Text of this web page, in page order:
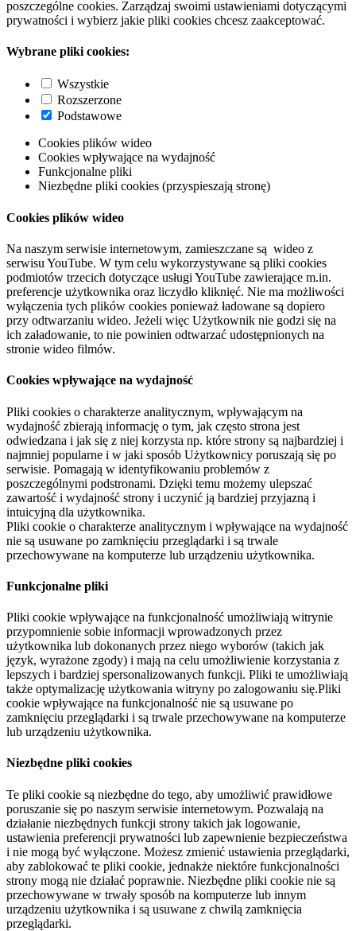
poszczególne cookies. Zarządzaj swoimi ustawieniami dotyczącymi
prywatności i wybierz jakie pliki cookies chcesz zaakceptować.
Wybrane pliki cookies:
Wszystkie
Rozszerzone
Podstawowe
Cookies plików wideo
Cookies wpływające na wydajność
Funkcjonalne pliki
Niezbędne pliki cookies (przyspieszają stronę)
Cookies plików wideo
Na naszym serwisie internetowym, zamieszczane są wideo z
serwisu YouTube. W tym celu wykorzystywane są pliki cookies
podmiotów trzecich dotyczące usługi YouTube zawierające m.in.
preferencje użytkownika oraz liczydło kliknięć. Nie ma możliwości
wyłączenia tych plików cookies ponieważ ładowane są dopiero
przy odtwarzaniu wideo. Jeżeli więc Użytkownik nie godzi się na
ich załadowanie, to nie powinien odtwarzać udostępnionych na
stronie wideo filmów.
Cookies wpływające na wydajność
Pliki cookies o charakterze analitycznym, wpływającym na
wydajność zbierają informację o tym, jak często strona jest
odwiedzana i jak się z niej korzysta np. które strony są najbardziej i
najmniej popularne i w jaki sposób Użytkownicy poruszają się po
serwisie. Pomagają w identyfikowaniu problemów z
poszczególnymi podstronami. Dzięki temu możemy ulepszać
zawartość i wydajność strony i uczynić ją bardziej przyjazną i
intuicyjną dla użytkownika.
Pliki cookie o charakterze analitycznym i wpływające na wydajność
nie są usuwane po zamknięciu przeglądarki i są trwale
przechowywane na komputerze lub urządzeniu użytkownika.
Funkcjonalne pliki
Pliki cookie wpływające na funkcjonalność umożliwiają witrynie
przypomnienie sobie informacji wprowadzonych przez
użytkownika lub dokonanych przez niego wyborów (takich jak
język, wyrażone zgody) i mają na celu umożliwienie korzystania z
lepszych i bardziej spersonalizowanych funkcji. Pliki te umożliwiają
także optymalizację użytkowania witryny po zalogowaniu się.Pliki
cookie wpływające na funkcjonalność nie są usuwane po
zamknięciu przeglądarki i są trwale przechowywane na komputerze
lub urządzeniu użytkownika.
Niezbędne pliki cookies
Te pliki cookie są niezbędne do tego, aby umożliwić prawidłowe
poruszanie się po naszym serwisie internetowym. Pozwalają na
działanie niezbędnych funkcji strony takich jak logowanie,
ustawienia preferencji prywatności lub zapewnienie bezpieczeństwa
i nie mogą być wyłączone. Możesz zmienić ustawienia przeglądarki,
aby zablokować te pliki cookie, jednakże niektóre funkcjonalności
strony mogą nie działać poprawnie. Niezbędne pliki cookie nie są
przechowywane w trwały sposób na komputerze lub innym
urządzeniu użytkownika i są usuwane z chwilą zamknięcia
przeglądarki.